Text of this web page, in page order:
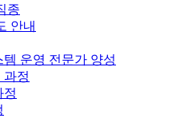
종
안내
운영 전문가 양성
과정
정